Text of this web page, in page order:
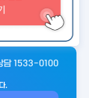
담 1533-0100
.